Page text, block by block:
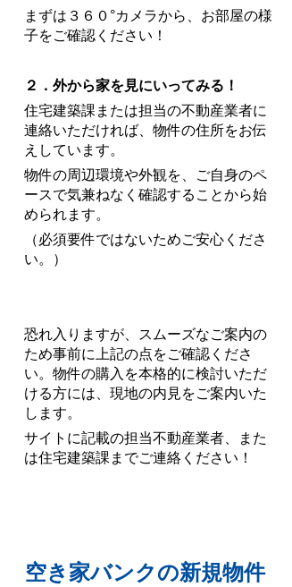
まずは３６０°カメラから、お部屋の様
子をご確認ください！
２．外から家を見にいってみる！
住宅建築課または担当の不動産業者に
連絡いただければ、物件の住所をお伝
えしています。
物件の周辺環境や外観を、ご自身のペ
ースで気兼ねなく確認することから始
められます。
（必須要件ではないためご安心くださ
い。）
恐れ入りますが、スムーズなご案内の
ため事前に上記の点をご確認くださ
い。物件の購入を本格的に検討いただ
ける方には、現地の内見をご案内いた
します。
サイトに記載の担当不動産業者、また
は住宅建築課までご連絡ください！
空き家バンクの新規物件